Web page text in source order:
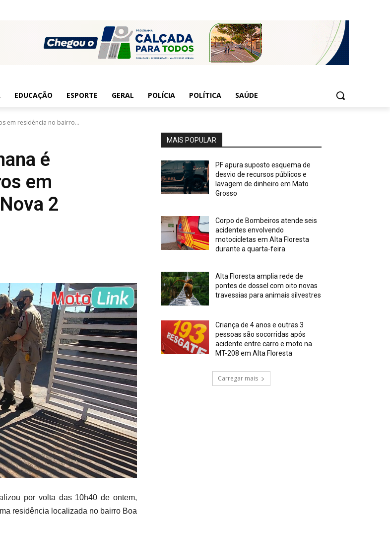
EDUCAÇÃO ESPORTE GERAL POLÍCIA POLÍTICA SAÚDE
em residência no bairro...
é
em
2
por volta das 10h40 de ontem,
residência localizada no bairro Boa
MAIS POPULAR
PF apura suposto esquema de
desvio de recursos públicos e
lavagem de dinheiro em Mato
Grosso
Corpo de Bombeiros atende seis
acidentes envolvendo
motocicletas em Alta Floresta
durante a quarta-feira
Alta Floresta amplia rede de
pontes de dossel com oito novas
travessias para animais silvestres
Criança de 4 anos e outras 3
pessoas são socorridas após
acidente entre carro e moto na
MT-208 em Alta Floresta
Carregar mais